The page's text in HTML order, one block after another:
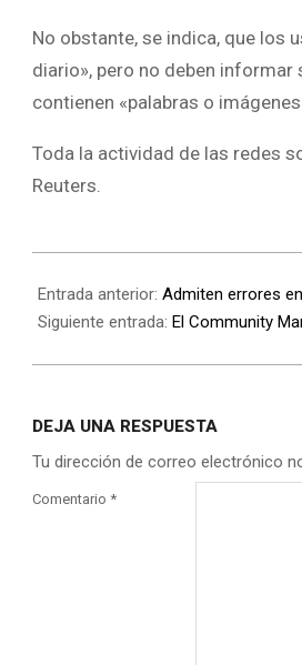
No obstante, se indica, que los
diario», pero no deben
contienen «palabras o
Toda la actividad de las redes
Reuters.
Entrada anterior: Admiten errores
Siguiente entrada: El Community
DEJA UNA RESPUESTA
Tu dirección de correo electrónico
Comentario *